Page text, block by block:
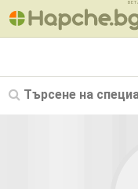
Търсене на